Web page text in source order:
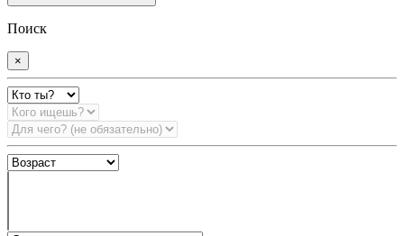
Поиск
×